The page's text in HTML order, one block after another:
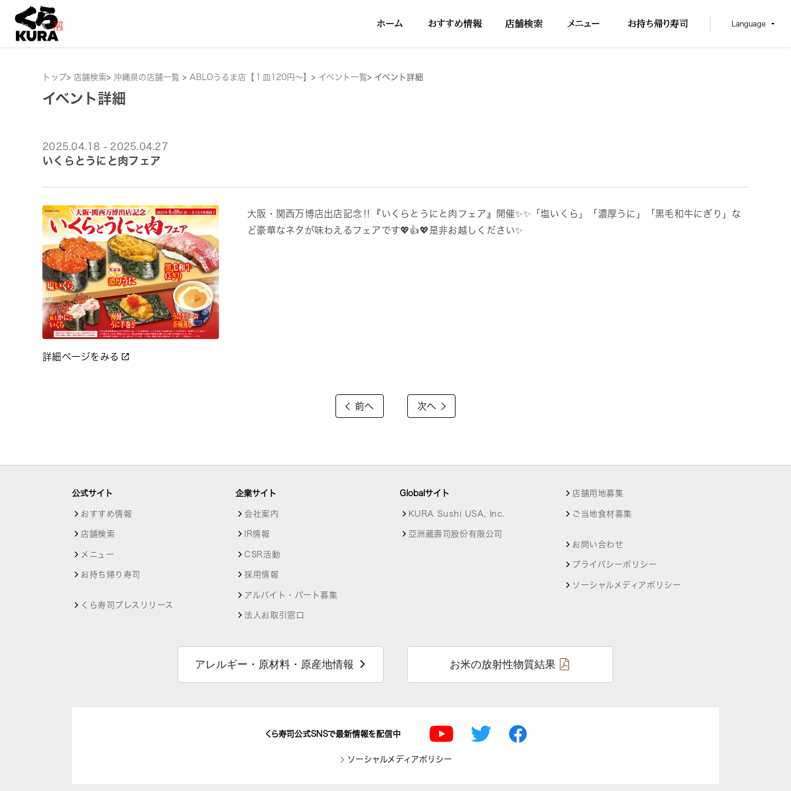
Language
トップ> 店舗検索> 沖縄県の店舗一覧 > ABLOうるま店【１皿120円～】 > イベント一覧> イベント詳細
イベント詳細
2025.04.18 - 2025.04.27
いくらとうにと肉フェア
詳細ページをみる
大阪・関西万博店出店記念‼『いくらとうにと肉フェア』開催✨✨「塩いくら」「濃厚うに」「黒毛和牛にぎり」な
ど豪華なネタが味わえるフェアです💖👍💖是非お越しください✨
前へ 次へ
公式サイト
おすすめ情報
店舗検索
メニュー
お持ち帰り寿司
くら寿司プレスリリース
企業サイト
会社案内
IR情報
CSR活動
採用情報
アルバイト・パート募集
法人お取引窓口
Globalサイト
KURA Sushi USA, Inc.
亞洲藏壽司股份有限公司
店舗用地募集
ご当地食材募集
お問い合わせ
プライバシーポリシー
ソーシャルメディアポリシー
アレルギー・原材料・原産地情報 お米の放射性物質結果
くら寿司公式SNSで最新情報を配信中
ソーシャルメディアポリシー